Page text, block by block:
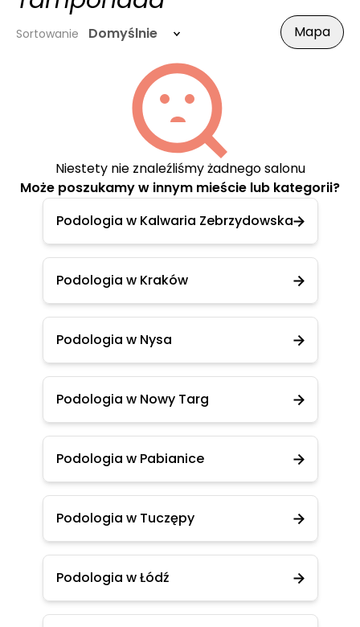
Sortowanie Domyślnie Mapa
Niestety nie znaleźliśmy żadnego salonu
Może poszukamy w innym mieście lub kategorii?
Podologia w Kalwaria Zebrzydowska
Podologia w Kraków
Podologia w Nysa
Podologia w Nowy Targ
Podologia w Pabianice
Podologia w Tuczępy
Podologia w Łódź